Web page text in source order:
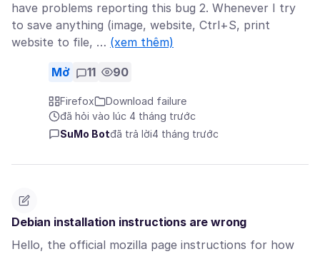
have problems reporting this bug 2. Whenever I try
to save anything (image, website, Ctrl+S, print
website to file, … (xem thêm)
Mở 11 90
Firefox
Download failure
đã hỏi vào lúc 4 tháng trước
SuMo Botđã trả lời4 tháng trước
Debian installation instructions are wrong
Hello, the official mozilla page instructions for how